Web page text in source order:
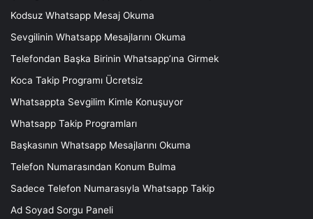
Kodsuz Whatsapp Mesaj Okuma
Sevgilinin Whatsapp Mesajlarını Okuma
Telefondan Başka Birinin Whatsapp’ına Girmek
Koca Takip Programı Ücretsiz
Whatsappta Sevgilim Kimle Konuşuyor
Whatsapp Takip Programları
Başkasının Whatsapp Mesajlarını Okuma
Telefon Numarasından Konum Bulma
Sadece Telefon Numarasıyla Whatsapp Takip
Ad Soyad Sorgu Paneli